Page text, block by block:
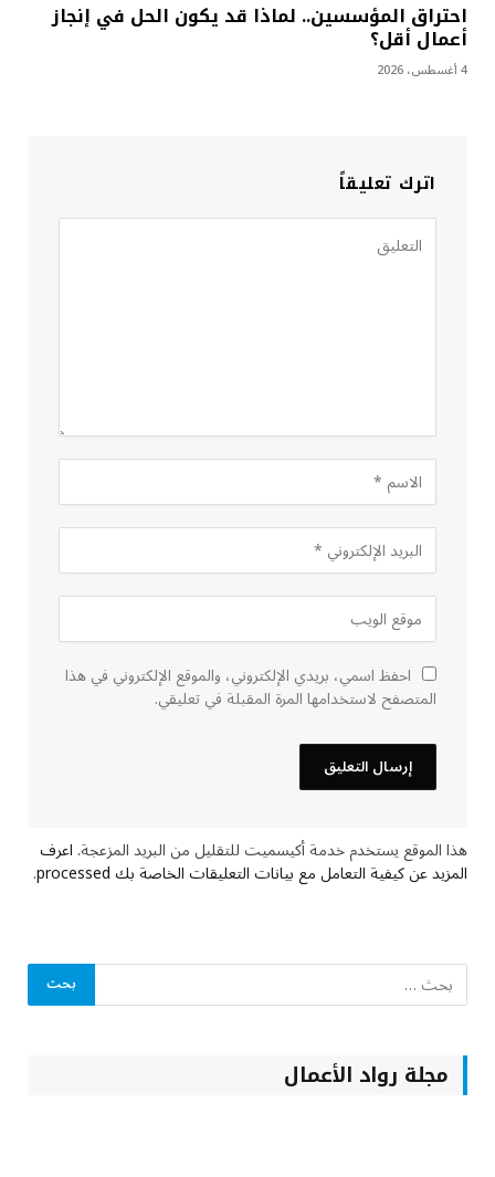
احتراق المؤسسين.. لماذا قد يكون الحل في إنجاز
أعمال أقل؟
4 أغسطس، 2026
اترك تعليقاً
احفظ اسمي، بريدي الإلكتروني، والموقع الإلكتروني في هذا
المتصفح لاستخدامها المرة المقبلة في تعليقي.
هذا الموقع يستخدم خدمة أكيسميت للتقليل من البريد المزعجة.اعرف
المزيد عن كيفية التعامل مع بيانات التعليقات الخاصة بك processed .
مجلة رواد الأعمال